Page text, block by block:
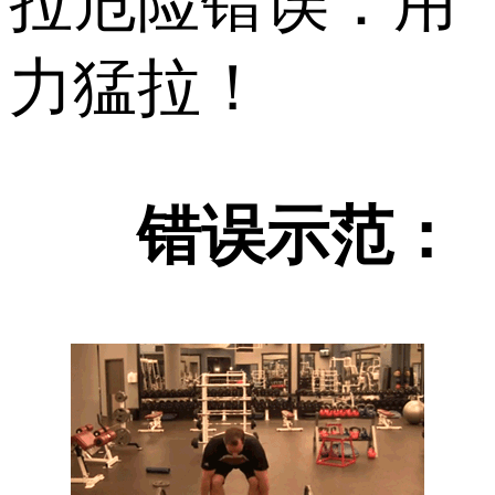
力猛拉！
错误示范：